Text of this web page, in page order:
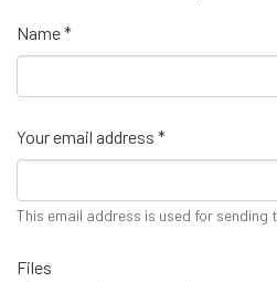
Name *
Your email address *
This email address is used for sending
Files